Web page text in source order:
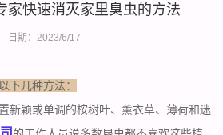
家快速消灭家里臭虫的方法
日期：2023/6/17
下几种方法：
新颖或单调的桉树叶、薰衣草、薄荷和迷